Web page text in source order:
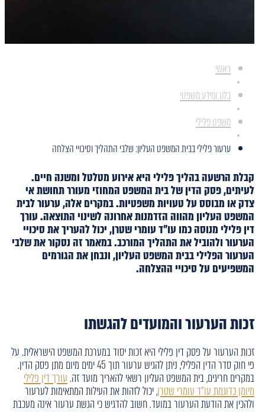
ראשי
בלוג ומידע משפטי
משפט פלילי
ערעור פלילי בבית המשפט העליון: שלבי התהליך וסיכויי הצלחה
קבלת הרשעה בהליך פלילי היא אירוע מטלטל ומשנה חיים.
לעיתים, פסק הדין של בית המשפט המחוזי מעורר תחושת אי
צדק או מבוסס על טעויות משפטיות. במקרים אלה, ערעור לבית
המשפט העליון מהווה הזדמנות אחרונה לשינוי התוצאה. עורך
דין פלילי מנוסה כמו עו"ד עומרי שטרן, יכול להעריך את סיכויי
הערעור ולהוביל את התהליך המורכב. במאמר זה נסקור את שלבי
הערעור הפלילי בבית המשפט העליון, ונבחן את הגורמים
המשפיעים על סיכויי ההצלחה.
זכות הערעור והמועדים להגשתו
זכות הערעור על פסק דין פלילי היא זכות יסוד במערכת המשפט הישראלית. על
פי חוק סדר הדין הפלילי, ניתן להגיש ערעור תוך 45 ימים מיום מתן פסק הדין.
במקרים חריגים, בית המשפט העליון רשאי להאריך מועד זה.עורך דין פלילי
מיומן כדוגמת עו"ד עומרי שטרן, יכול לזהות את העילות המתאימות לערעור
ולהכין את הודעת הערעור במועד. חשוב להדגיש כי הגשת ערעור אינה מעכבת